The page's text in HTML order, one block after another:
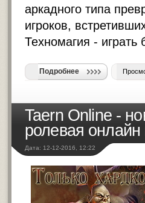
аркадного типа
игроков,
Техномагия - играть
Подробнее
Taern Online -
ролевая онлайн
Дата: 12-12-2016, 12:22